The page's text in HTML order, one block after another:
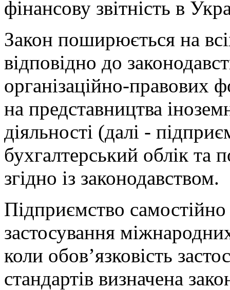
фінансову звітність в
Закон поширюється на
відповідно до
організаційно-правових
на представництва
діяльності (далі -
бухгалтерський облік та
згідно із законодавством.
Підприємство самостійно
застосування
коли обов’язковість
стандартів визначена